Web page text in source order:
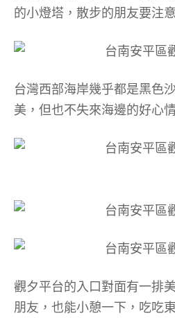
的小燈塔，散步的朋友要注
台灣西部海岸幾乎都是黑色
美，但也不失來海邊的好心情
觀夕平台的入口對面有一排
朋友，也能小憩一下，吃吃